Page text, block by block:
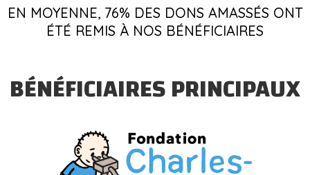
EN MOYENNE, 76% DES DONS AMASSÉS ONT
ÉTÉ REMIS À NOS BÉNÉFICIAIRES
BÉNÉFICIAIRES PRINCIPAUX